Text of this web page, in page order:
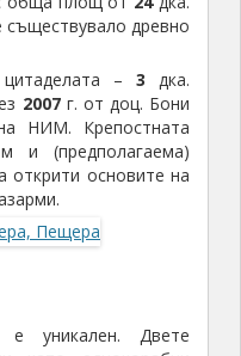
древно
–3 дка.
2007г. от доц. Бони
НИМ. Крепостната
и (предполагаема)
основите на
е уникален. Двете